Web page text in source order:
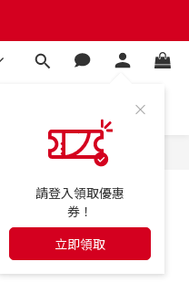
請登入領取優惠
券！
立即領取